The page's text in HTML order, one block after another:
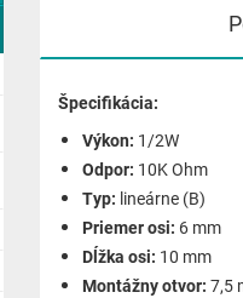
Špecifikácia:
Výkon: 1/2W
Odpor: 10K Ohm
Typ: lineárne (B)
Priemer osi: 6 mm
Dĺžka osi: 10 mm
Montážny otvor: 7,5